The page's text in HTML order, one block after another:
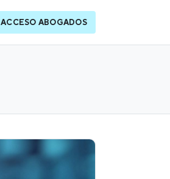
ACCESO ABOGADOS